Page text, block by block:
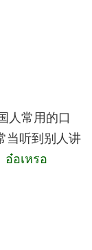
人常用的口
当听到别人讲
อ๋อเหรอ